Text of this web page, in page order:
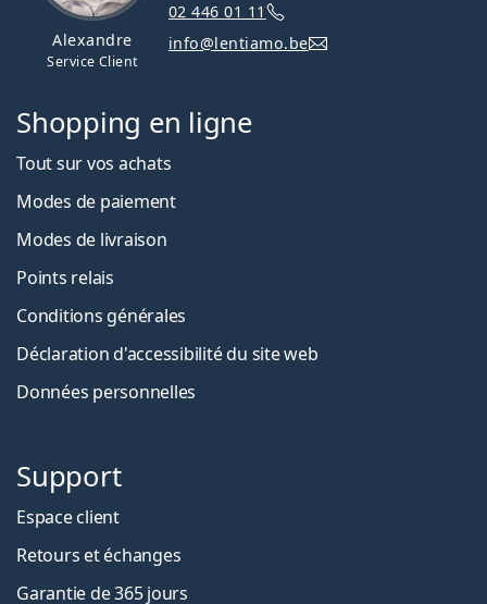
Alexandre
Service Client
02 446 01 11
info@lentiamo.be
Shopping en ligne
Tout sur vos achats
Modes de paiement
Modes de livraison
Points relais
Conditions générales
Déclaration d'accessibilité du site web
Données personnelles
Support
Espace client
Retours et échanges
Garantie de 365 jours